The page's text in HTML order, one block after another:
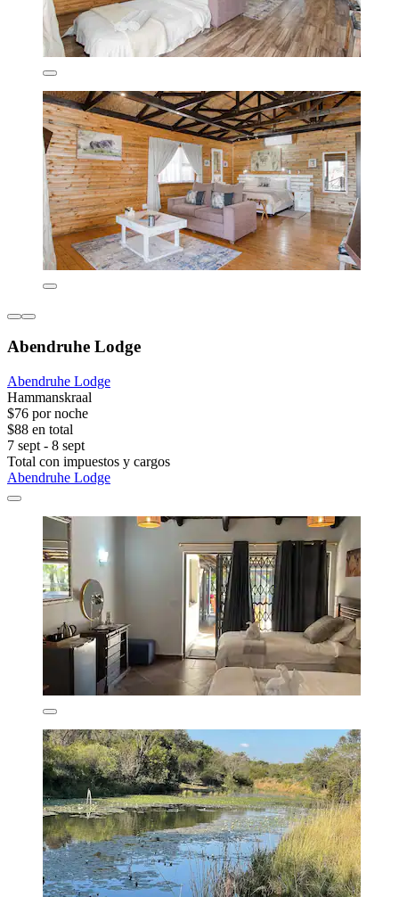
Abendruhe Lodge
Abendruhe Lodge
Hammanskraal
$76 por noche
$88 en total
7 sept - 8 sept
Total con impuestos y cargos
Abendruhe Lodge